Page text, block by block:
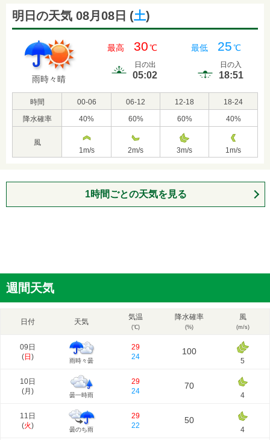
明日の天気 08月08日 (土)
雨時々晴
最高 30℃ 最低 25℃
日の出
05:02
日の入
18:51
時間 00-06 06-12 12-18
18-24
降水確率
40% 60% 60% 40%
風
1m/s 2m/s 3m/s 1m/s
1時間ごとの天気を見る
週間天気
日付 天気
気温
(℃)
降水確率
(%)
風
(m/s)
09日
(日 ) 雨時々曇
29
24
100
5
10日
(月 ) 曇一時雨
29
24
70
4
11日
(火) 曇のち雨
29
22
50
4